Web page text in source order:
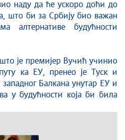
наду да ће ускоро доћи до
што би за Србију био важан
алтернативе будућности
је премијер Вучић учинио
ка ЕУ, пренео је Туск и
западног Балкана унутар ЕУ и
у будућности која би била